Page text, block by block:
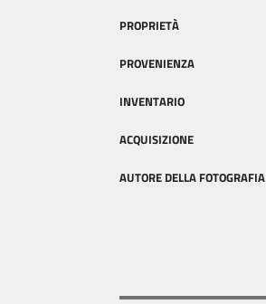
PROPRIETÀ
PROVENIENZA
INVENTARIO
ACQUISIZIONE
AUTORE DELLA FOTOGRAFIA